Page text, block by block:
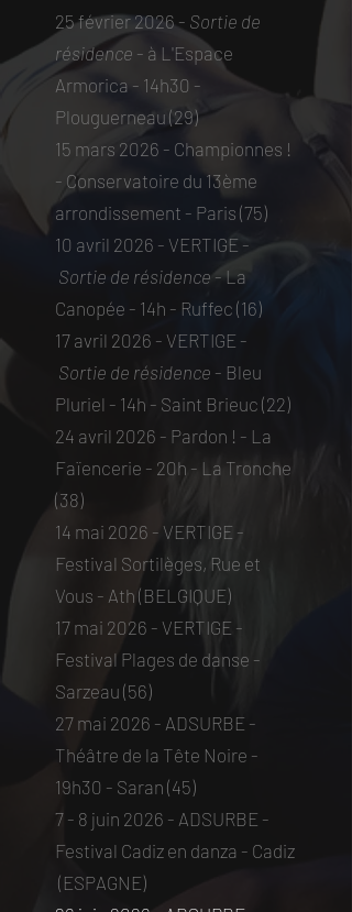
25 février 2026 - Sortie de
résidence - à L'Espace
Armorica - 14h30 -
Plouguerneau (29)​
15 mars 2026 - Championnes !
- Conservatoire du 13ème
arrondissement - Paris (75)​
10 avril 2026 - VERTIGE -
Sortie de résidence - La
Canopée - 14h - Ruffec (16)​
17 avril 2026 - VERTIGE -
Sortie de résidence - Bleu
Pluriel - 14h - Saint Brieuc (22)​
24 avril 2026 - Pardon ! - La
Faïencerie - 20h - La Tronche
(38)​
14 mai 2026 - VERTIGE -
Festival Sortilèges, Rue et
Vous - Ath (BELGIQUE)​
17 mai 2026 - VERTIGE -
Festival Plages de danse -
Sarzeau (56)​
27 mai 2026 - ADSURBE -
Théâtre de la Tête Noire -
19h30 - Saran (45)​
7 - 8 juin 2026 - ADSURBE -
Festival Cadiz en danza - Cadiz
(ESPAGNE)​